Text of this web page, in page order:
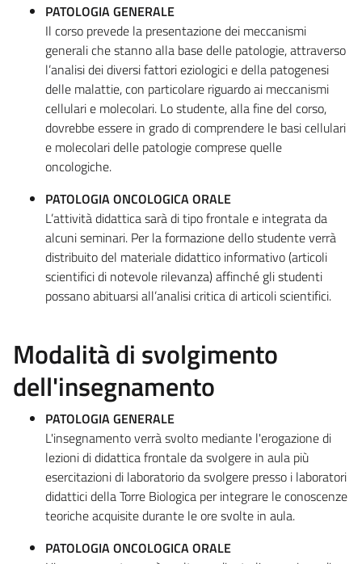
PATOLOGIA GENERALE
Il corso prevede la presentazione dei meccanismi
generali che stanno alla base delle patologie, attraverso
l’analisi dei diversi fattori eziologici e della patogenesi
delle malattie, con particolare riguardo ai meccanismi
cellulari e molecolari. Lo studente, alla fine del corso,
dovrebbe essere in grado di comprendere le basi cellulari
e molecolari delle patologie comprese quelle
oncologiche.
PATOLOGIA ONCOLOGICA ORALE
L’attività didattica sarà di tipo frontale e integrata da
alcuni seminari. Per la formazione dello studente verrà
distribuito del materiale didattico informativo (articoli
scientifici di notevole rilevanza) affinché gli studenti
possano abituarsi all’analisi critica di articoli scientifici.
Modalità di svolgimento
dell'insegnamento
PATOLOGIA GENERALE
L'insegnamento verrà svolto mediante l'erogazione di
lezioni di didattica frontale da svolgere in aula più
esercitazioni di laboratorio da svolgere presso i laboratori
didattici della Torre Biologica per integrare le conoscenze
teoriche acquisite durante le ore svolte in aula.
PATOLOGIA ONCOLOGICA ORALE